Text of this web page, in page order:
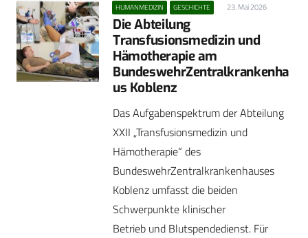
HUMANMEDIZIN GESCHICHTE 23. Mai 2026
Die Abteilung
Transfusionsmedizin und
Hämotherapie am
BundeswehrZentralkrankenha
us Koblenz
Das Aufgabenspektrum der Abteilung
XXII „Transfusionsmedizin und
Hämotherapie“ des
BundeswehrZentralkrankenhauses
Koblenz umfasst die beiden
Schwerpunkte klinischer
Betrieb und Blutspendedienst. Für